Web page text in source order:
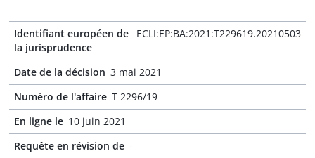
Identifiant européen de
la jurisprudence
ECLI:EP:BA:2021:T229619.20210503
Date de la décision 3 mai 2021
Numéro de l'affaire T 2296/19
En ligne le 10 juin 2021
Requête en révision de -